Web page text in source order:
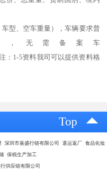
型、空车重量），车辆要求普
，无需备案车
可以提供资料格
Top
深圳市嘉盛行链有限公司 退运返厂 食品化妆
保税生产加工
供应链有限公司